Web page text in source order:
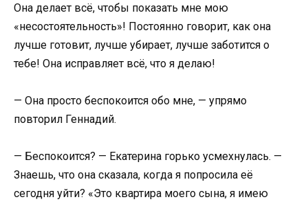
Она делает всё, чтобы показать мне мою
«несостоятельность»! Постоянно говорит, как она
лучше готовит, лучше убирает, лучше заботится о
тебе! Она исправляет всё, что я делаю!
— Она просто беспокоится обо мне, — упрямо
повторил Геннадий.
— Беспокоится? — Екатерина горько усмехнулась. —
Знаешь, что она сказала, когда я попросила её
сегодня уйти? «Это квартира моего сына, я имею